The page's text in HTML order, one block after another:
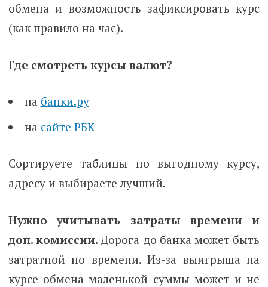
обмена и возможность зафиксировать курс
(как правило на час).
Где смотреть курсы валют?
на банки.ру
на сайте РБК
Сортируете таблицы по выгодному курсу,
адресу и выбираете лучший.
Нужно учитывать затраты времени и
доп. комиссии. Дорога до банка может быть
затратной по времени. Из-за выигрыша на
курсе обмена маленькой суммы может и не